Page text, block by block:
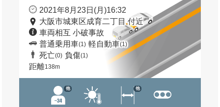
2021年8月23日(月)16:32
大阪市城東区成育二丁目 付近
車両相互 小破事故
普通乗用車(1) 軽自動車(1)
死亡(0) 負傷(1)
距離138m
他 他